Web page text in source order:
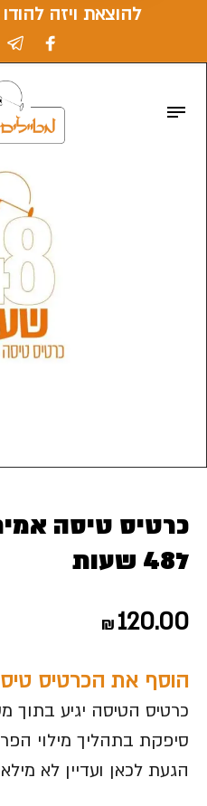
להוצאת ויזה להודו
כרטיס טיסה
ל48 שעות
₪ 120.00
הוסף את הכרטיס
כרטיס הטיסה יגיע בתוך
סיפקת בתהליך מילוי
הגעת לכאן ועדיין לא